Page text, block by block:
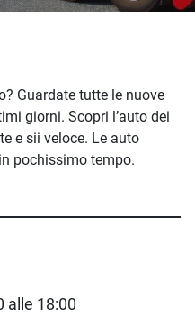
Guardate tutte le nuove
giorni. Scopri l’auto dei
e sii veloce. Le auto
pochissimo tempo.
alle 18:00